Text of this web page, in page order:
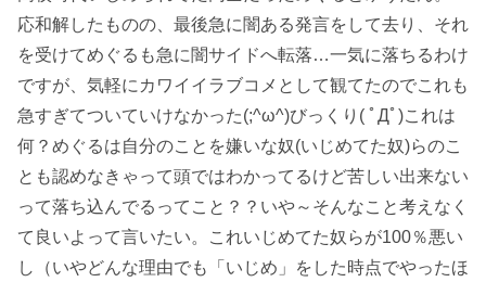
応和解したものの、最後急に闇ある発言をして去り、それ
を受けてめぐるも急に闇サイドへ転落…一気に落ちるわけ
ですが、気軽にカワイイラブコメとして観てたのでこれも
急すぎてついていけなかった(;^ω^)びっくり( ﾟДﾟ)これは
何？めぐるは自分のことを嫌いな奴(いじめてた奴)らのこ
とも認めなきゃって頭ではわかってるけど苦しい出来ない
って落ち込んでるってこと？？いや～そんなこと考えなく
て良いよって言いたい。これいじめてた奴らが100％悪い
し（いやどんな理由でも「いじめ」をした時点でやったほ